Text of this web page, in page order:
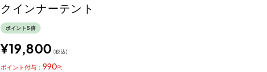
クインナーテント
ポイント5倍
¥19,800 税込
990
ポイント